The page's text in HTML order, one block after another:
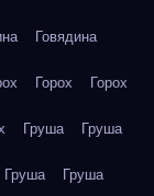
Говядина
Горох Горох
Груша Груша
Груша Груша